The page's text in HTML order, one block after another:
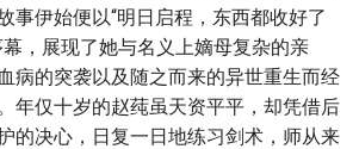
事伊始便以“明日启程，东西都收好了
，展现了她与名义上嫡母复杂的亲
病的突袭以及随之而来的异世重生而经
年仅十岁的赵莼虽天资平平，却凭借后
的决心，日复一日地练习剑术，师从来